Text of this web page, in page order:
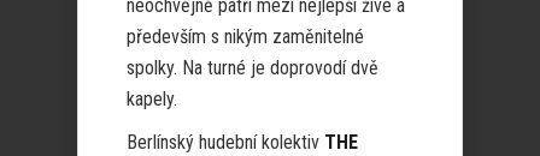
neochvějně patří mezi nejlepší živé a
především s nikým zaměnitelné
spolky. Na turné je doprovodí dvě
kapely.
Berlínský hudební kolektiv THE